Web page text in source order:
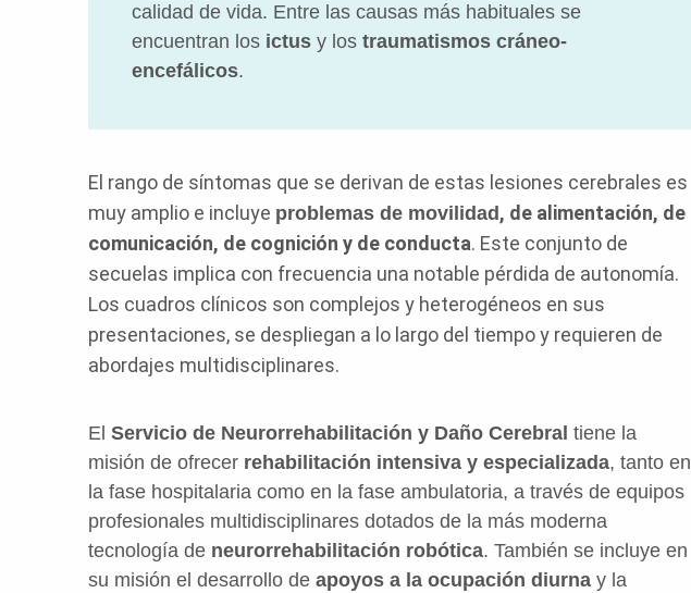
calidad de vida. Entre las causas más habituales se
encuentran los ictusy los traumatismos cráneo-
encefálicos.
El rango de síntomas que se derivan de estas lesiones cerebrales es
muy amplio e incluye problemas de movilidad , de alimentación, de
comunicación, de cognición y de conducta. Este conjunto de
secuelas implica con frecuencia una notable pérdida de autonomía.
Los cuadros clínicos son complejos y heterogéneos en sus
presentaciones, se despliegan a lo largo del tiempo y requieren de
abordajes multidisciplinares.
El Servicio de Neurorrehabilitación y Daño Cerebral tiene la
misión de ofrecer rehabilitación intensiva y especializada, tanto en
la fase hospitalaria como en la fase ambulatoria, a través de equipos
profesionales multidisciplinares dotados de la más moderna
tecnología de neurorrehabilitación robótica. También se incluye en
su misión el desarrollo de apoyos a la ocupación diurnay la